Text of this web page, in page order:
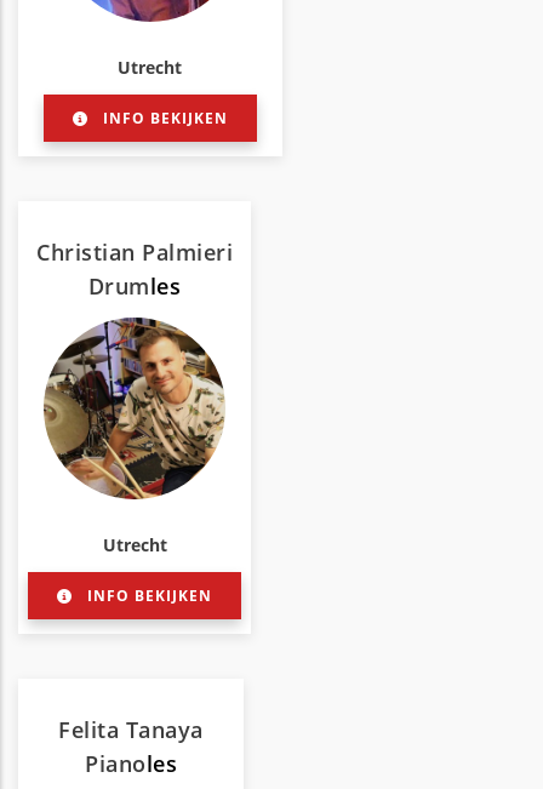
Utrecht
INFO BEKIJKEN
Christian Palmieri
Drumles
Utrecht
INFO BEKIJKEN
Felita Tanaya
Pianoles